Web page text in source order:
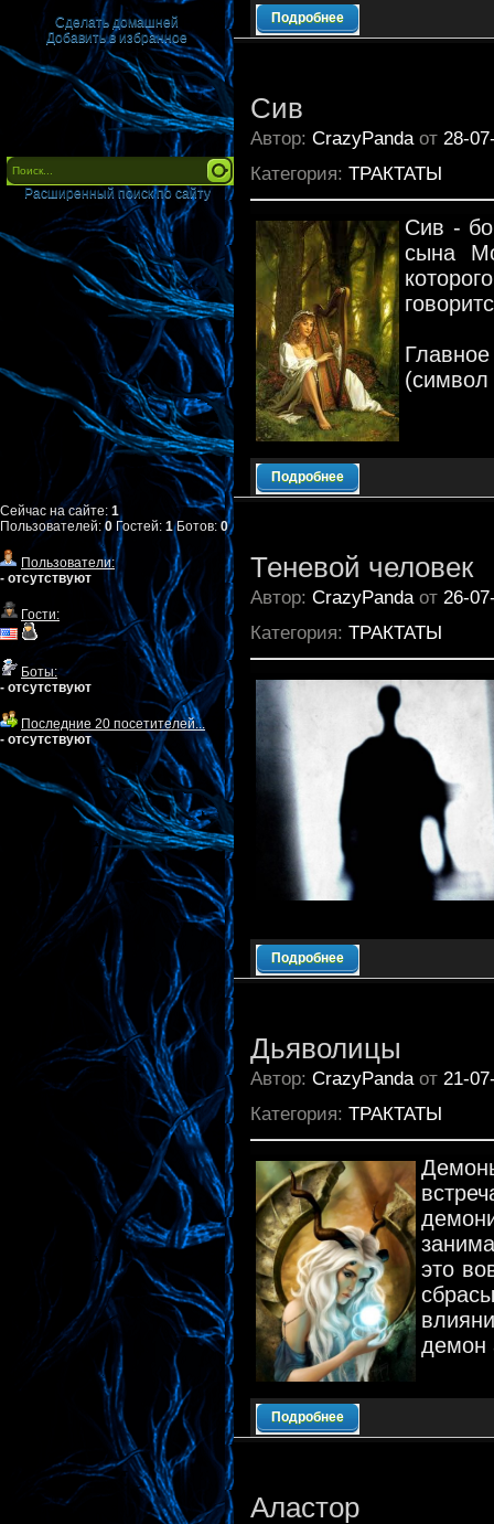
Сделать домашней
|
Добавить в избранное
Расширенный поиск по сайту
Сейчас на сайте: 1
Пользователей:0 Гостей: 1Ботов:0
Пользователи:
- отсутствуют
Гости:
Боты:
- отсутствуют
Последние 20 посетителей...
- отсутствуют
Подробнее
Сив
Автор: CrazyPandaот 28-
Категория: ТРАКТАТЫ
Сив -
сына
Подробнее
Теневой человек
Автор: CrazyPandaот 26-
Категория: ТРАКТАТЫ
Подробнее
Дьяволицы
Автор: CrazyPandaот 21-
Категория: ТРАКТАТЫ
это
демон
Подробнее
Аластор